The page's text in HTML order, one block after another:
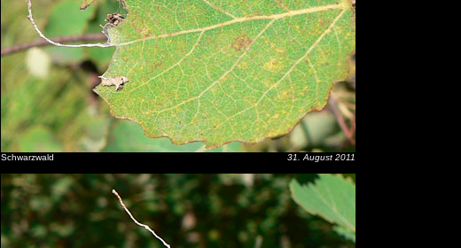
Schwarzwald 31. August 2011